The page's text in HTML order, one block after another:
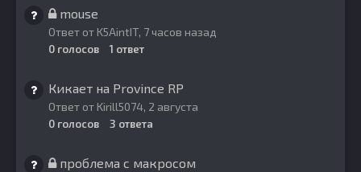
mouse
Ответ от K5AintIT, 7 часов назад
0 голосов 1 ответ
Кикает на Province RP
Ответ от Kirill5074, 2 августа
0 голосов 3 ответа
проблема с макросом